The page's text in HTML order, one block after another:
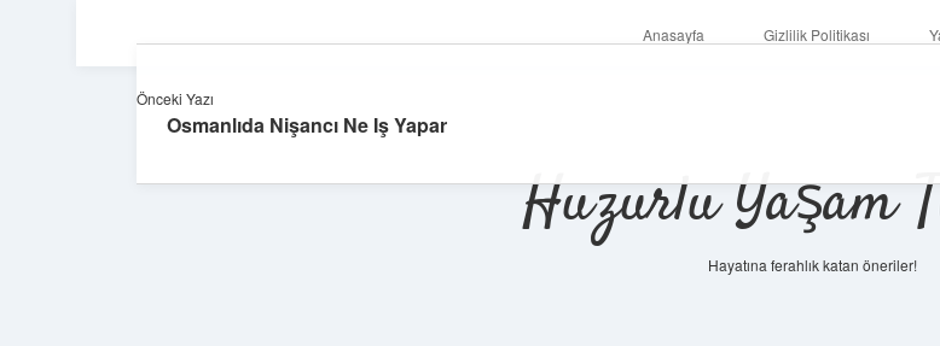
Anasayfa Gizlilik Politikası
Huzurlu Yaşam
Hayatına ferahlık katan öneriler!
Önceki Yazı
Osmanlıda Nişancı Ne Iş Yapar